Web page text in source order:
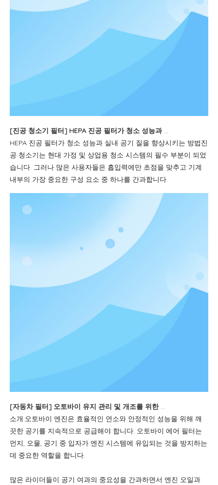
[진공 청소기 필터] HEPA 진공 필터가 청소 성능과 실내 공기 질을 향상시키는 방법
HEPA 진공 필터가 청소 성능과 실내 공기 질을 향상시키는 방법진
공 청소기는 현대 가정 및 상업용 청소 시스템의 필수 부분이 되었
습니다. 그러나 많은 사용자들은 흡입력에만 초점을 맞추고 기계
내부의 가장 중요한 구성 요소 중 하나를 간과합니다.
[자동차 필터] 오토바이 유지 관리 및 개조를 위한 고성능 오토바이 에어 필터를 선택하는 방법
소개:오토바이 엔진은 효율적인 연소와 안정적인 성능을 위해 깨
끗한 공기를 지속적으로 공급해야 합니다. 오토바이 에어 필터는
먼지, 오물, 공기 중 입자가 엔진 시스템에 유입되는 것을 방지하는
데 중요한 역할을 합니다.
많은 라이더들이 공기 여과의 중요성을 간과하면서 엔진 오일과